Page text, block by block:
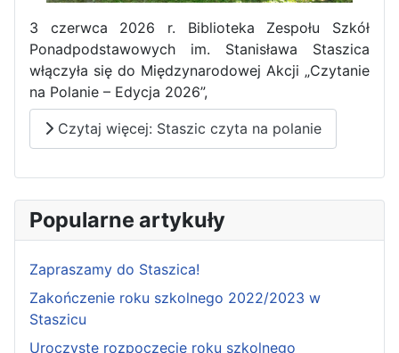
3 czerwca 2026 r. Biblioteka Zespołu Szkół
Ponadpodstawowych im. Stanisława Staszica
włączyła się do Międzynarodowej Akcji „Czytanie
na Polanie – Edycja 2026”,
Czytaj więcej: Staszic czyta na polanie
Popularne artykuły
Zapraszamy do Staszica!
Zakończenie roku szkolnego 2022/2023 w
Staszicu
Uroczyste rozpoczęcie roku szkolnego